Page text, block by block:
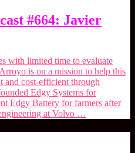
#664: Javier
with limited time to evaluate
is on a mission to help this
and cost-efficient through
⁠Edgy Systems⁠ for
⁠Edgy Battery⁠ for farmers after
at Volvo …